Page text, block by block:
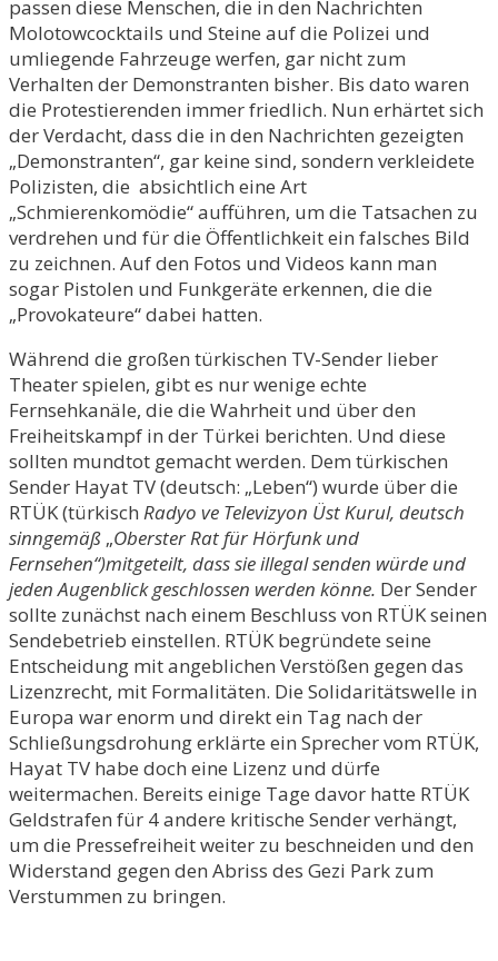
passen diese Menschen, die in den Nachrichten
Molotowcocktails und Steine auf die Polizei und
umliegende Fahrzeuge werfen, gar nicht zum
Verhalten der Demonstranten bisher. Bis dato waren
die Protestierenden immer friedlich. Nun erhärtet sich
der Verdacht, dass die in den Nachrichten gezeigten
„Demonstranten“, gar keine sind, sondern verkleidete
Polizisten, die absichtlich eine Art
„Schmierenkomödie“ aufführen, um die Tatsachen zu
verdrehen und für die Öffentlichkeit ein falsches Bild
zu zeichnen. Auf den Fotos und Videos kann man
sogar Pistolen und Funkgeräte erkennen, die die
„Provokateure“ dabei hatten.
Während die großen türkischen TV-Sender lieber
Theater spielen, gibt es nur wenige echte
Fernsehkanäle, die die Wahrheit und über den
Freiheitskampf in der Türkei berichten. Und diese
sollten mundtot gemacht werden. Dem türkischen
Sender Hayat TV (deutsch: „Leben“) wurde über die
RTÜK (türkisch Radyo ve Televizyon Üst Kurul, deutsch
sinngemäß „Oberster Rat für Hörfunk und
Fernsehen“)mitgeteilt, dass sie illegal senden würde und
jeden Augenblick geschlossen werden könne. Der Sender
sollte zunächst nach einem Beschluss von RTÜK seinen
Sendebetrieb einstellen. RTÜK begründete seine
Entscheidung mit angeblichen Verstößen gegen das
Lizenzrecht, mit Formalitäten. Die Solidaritätswelle in
Europa war enorm und direkt ein Tag nach der
Schließungsdrohung erklärte ein Sprecher vom RTÜK,
Hayat TV habe doch eine Lizenz und dürfe
weitermachen. Bereits einige Tage davor hatte RTÜK
Geldstrafen für 4 andere kritische Sender verhängt,
um die Pressefreiheit weiter zu beschneiden und den
Widerstand gegen den Abriss des Gezi Park zum
Verstummen zu bringen.